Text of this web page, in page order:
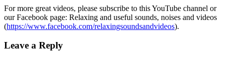
For more great videos, please subscribe to this YouTube channel or
our Facebook page: Relaxing and useful sounds, noises and videos
(https://www.facebook.com/relaxingsoundsandvideos).
Leave a Reply